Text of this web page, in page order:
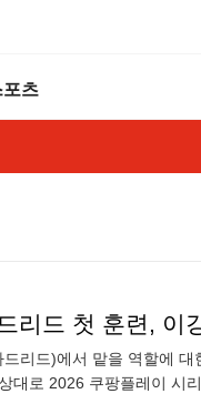
츠
리드)에서 맡을 역할에
로 2026 쿠팡플레이 시